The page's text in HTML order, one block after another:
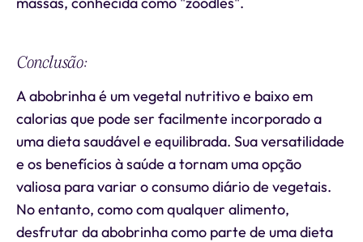
Conclusão:
A abobrinha é um vegetal nutritivo e baixo em
calorias que pode ser facilmente incorporado a
uma dieta saudável e equilibrada. Sua versatilidade
e os benefícios à saúde a tornam uma opção
valiosa para variar o consumo diário de vegetais.
No entanto, como com qualquer alimento,
desfrutar da abobrinha como parte de uma dieta